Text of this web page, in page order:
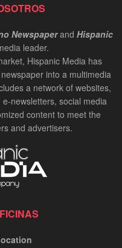
Newspaperand Hispanic
leader.
Hispanic Media has
into a multimedia
a network of websites,
newsletters, social media
content to meet the
and advertisers.